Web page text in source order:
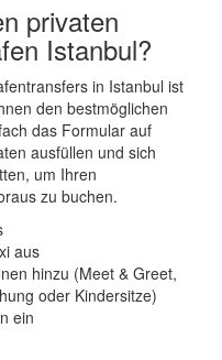
privaten
Istanbul?
in Istanbul ist
den bestmöglichen
das Formular auf
ausfüllen und sich
um Ihren
zu buchen.
aus
hinzu (Meet & Greet,
oder Kindersitze)
ein